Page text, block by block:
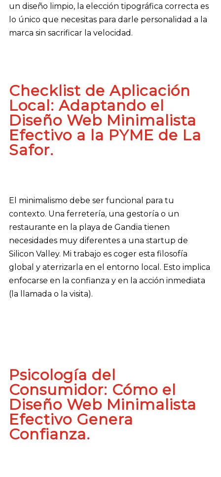
un diseño limpio, la elección tipográfica correcta es
lo único que necesitas para darle personalidad a la
marca sin sacrificar la velocidad.
Checklist de Aplicación
Local: Adaptando el
Diseño Web Minimalista
Efectivo a la PYME de La
Safor.
El minimalismo debe ser funcional para tu
contexto. Una ferretería, una gestoría o un
restaurante en la playa de Gandia tienen
necesidades muy diferentes a una startup de
Silicon Valley. Mi trabajo es coger esta filosofía
global y aterrizarla en el entorno local. Esto implica
enfocarse en la confianza y en la acción inmediata
(la llamada o la visita).
Psicología del
Consumidor: Cómo el
Diseño Web Minimalista
Efectivo Genera
Confianza.